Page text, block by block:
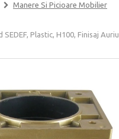
Manere Si Picioare Mobilier
Plastic, H100, Finisaj Auriu